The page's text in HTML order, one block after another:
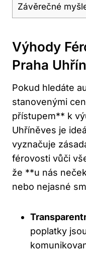
Závěrečné
Výhody
Praha
Pokud hledáte
stanovenými
přístupem** k
Uhříněves je
vyznačuje
férovosti vůči
že **u nás
nebo nejasné
poplatky